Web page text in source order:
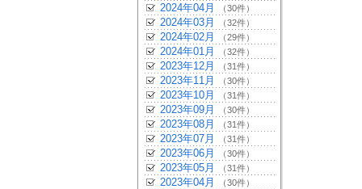
2024年04月 （30件）
2024年03月 （32件）
2024年02月 （29件）
2024年01月 （32件）
2023年12月 （31件）
2023年11月 （30件）
2023年10月 （31件）
2023年09月 （30件）
2023年08月 （31件）
2023年07月 （31件）
2023年06月 （30件）
2023年05月 （31件）
2023年04月 （30件）